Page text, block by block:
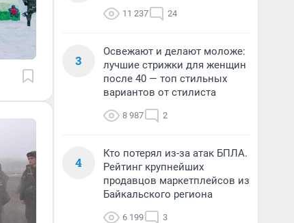
11 237 24
3
Освежают и делают моложе:
лучшие стрижки для женщин
после 40 — топ стильных
вариантов от стилиста
8 987 2
4
Кто потерял из-за атак БПЛА.
Рейтинг крупнейших
продавцов маркетплейсов из
Байкальского региона
6 199 3